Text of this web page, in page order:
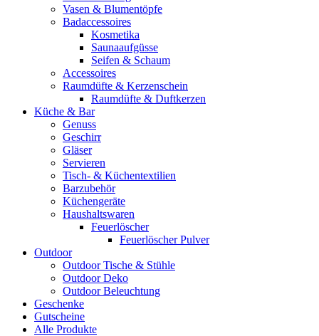
Vasen & Blumentöpfe
Badaccessoires
Kosmetika
Saunaaufgüsse
Seifen & Schaum
Accessoires
Raumdüfte & Kerzenschein
Raumdüfte & Duftkerzen
Küche & Bar
Genuss
Geschirr
Gläser
Servieren
Tisch- & Küchentextilien
Barzubehör
Küchengeräte
Haushaltswaren
Feuerlöscher
Feuerlöscher Pulver
Outdoor
Outdoor Tische & Stühle
Outdoor Deko
Outdoor Beleuchtung
Geschenke
Gutscheine
Alle Produkte